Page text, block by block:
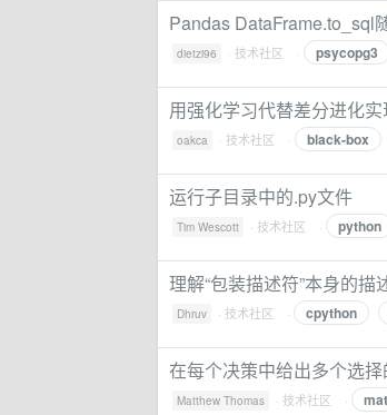
Pandas DataFrame.to_sql
dietzi96 · 技术社区 · psycopg3
用强化学习代替差分进化
oakca · 技术社区 · black-box
运行子目录中的.py文件
Tim Wescott · 技术社区 · python
理解“包装描述符”本身的描
Dhruv · 技术社区 · cpython
在每个决策中给出多个选
Matthew Thomas · 技术社区 ·